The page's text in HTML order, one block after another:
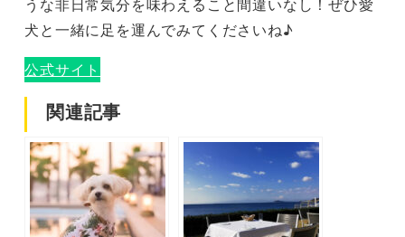
犬と一緒に足を運んでみてくださいね♪
公式サイト
関連記事